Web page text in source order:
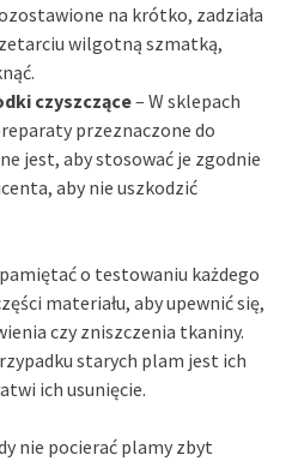
na krótko, zadziała
wilgotną szmatką,
czyszczące– W sklepach
przeznaczone do
jest, aby stosować je zgodnie
aby nie uszkodzić
o testowaniu każdego
materiału, aby upewnić się,
czy zniszczenia tkaniny.
starych plam jest ich
ich usunięcie.
nie pocierać plamy zbyt